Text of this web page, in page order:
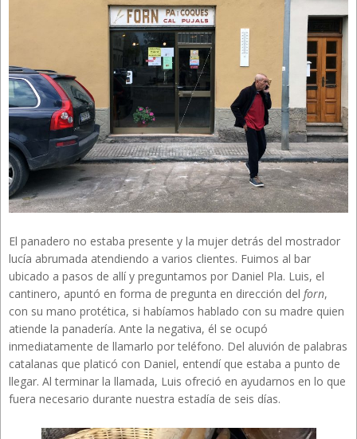
El panadero no estaba presente y la mujer detrás del mostrador
lucía abrumada atendiendo a varios clientes. Fuimos al bar
ubicado a pasos de allí y preguntamos por Daniel Pla. Luis, el
cantinero, apuntó en forma de pregunta en dirección del forn,
con su mano protética, si habíamos hablado con su madre quien
atiende la panadería. Ante la negativa, él se ocupó
inmediatamente de llamarlo por teléfono. Del aluvión de palabras
catalanas que platicó con Daniel, entendí que estaba a punto de
llegar. Al terminar la llamada, Luis ofreció en ayudarnos en lo que
fuera necesario durante nuestra estadía de seis días.